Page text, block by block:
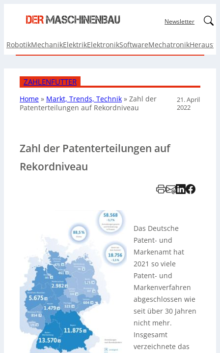
Newsletter
RobotikMechanikElektrikElektronikSoftwareMechatronik
ZAHLENFUTTER
Home » Markt, Trends, Technik » Zahl der
Patenterteilungen auf Rekordniveau
21. April
2022
Zahl der Patenterteilungen auf
Rekordniveau
Das Deutsche
Patent- und
Markenamt hat
2021 so viele
Patent- und
Markenverfahren
abgeschlossen wie
seit über 30 Jahren
nicht mehr.
Insgesamt
verzeichnete das